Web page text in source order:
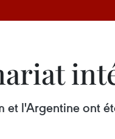
et l'Argentine ont